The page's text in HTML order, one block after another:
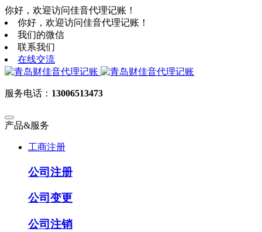
你好，欢迎访问佳音代理记账！
你好，欢迎访问佳音代理记账！
我们的微信
联系我们
在线交流
服务电话： 13006513473
产品&服务
工商注册
公司注册
公司变更
公司注销